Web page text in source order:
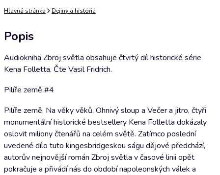
Hlavná stránka Dejiny a história
Popis
Audiokniha Zbroj světla obsahuje čtvrtý díl historické série
Kena Folletta. Čte Vasil Fridrich.
Pilíře země #4
Pilíře země, Na věky věků, Ohnivý sloup a Večer a jitro, čtyři
monumentální historické bestsellery Kena Folletta dokázaly
oslovit miliony čtenářů na celém světě. Zatímco poslední
uvedené dílo tuto kingesbridgeskou ságu dějové předchází,
autorův nejnovější román Zbroj světla v časové linii opět
pokračuje a přivádí nás do období napoleonských válek a